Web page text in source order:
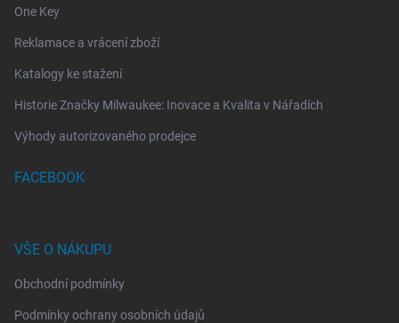
One Key
Reklamace a vrácení zboží
Katalogy ke stažení
Historie Značky Milwaukee: Inovace a Kvalita v Nářadích
Výhody autorizovaného prodejce
FACEBOOK
VŠE O NÁKUPU
Obchodní podmínky
Podmínky ochrany osobních údajů